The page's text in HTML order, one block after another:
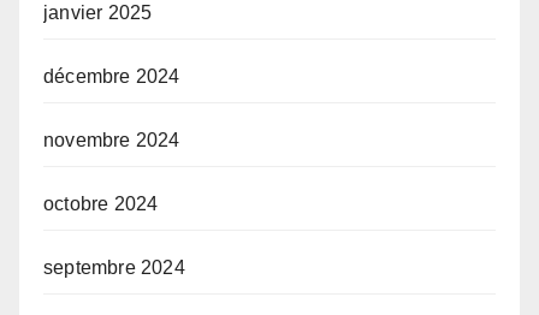
janvier 2025
décembre 2024
novembre 2024
octobre 2024
septembre 2024